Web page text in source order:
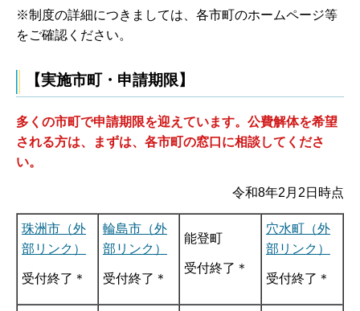
※制度の詳細につきましては、各市町のホームページ等
をご確認ください。
【実施市町・申請期限】
多くの市町で申請期限を迎えています。公費解体を希望
される方は、まずは、各市町の窓口に相談してくださ
い。
令和8年2月2日時点
珠洲市（外
部リンク）
受付終了＊
輪島市（外
部リンク）
受付終了＊
能登町
受付終了＊
穴水町（外
部リンク）
受付終了＊